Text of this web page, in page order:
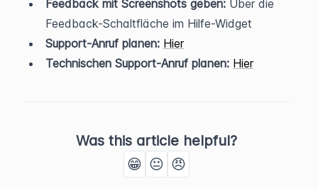
Feedback mit Screenshots geben: Über die
Feedback-Schaltfläche im Hilfe-Widget
Support-Anruf planen: Hier
Technischen Support-Anruf planen: Hier
Was this article helpful?
😁 😐 😠